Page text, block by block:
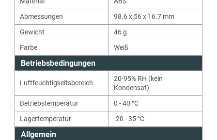
Abmessungen
98.6 x 56 x 16.7 mm
Gewicht
46g
Farbe
Weiß
Betriebsbedingungen
Luftfeuchtigkeitsbereich
20-95% RH (kein
Kondensat)
Betriebstemperatur
0 - 40 °C
Lagertemperatur
-20 - 35 °C
Allgemein